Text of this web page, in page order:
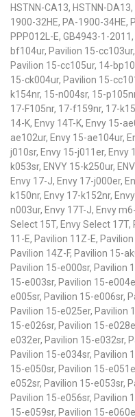
HSTNN-CA13, HSTNN-
1900-32HE, PA-1900-34HE,
PPP012L-E, GB4943-1-
bf104ur, Pavilion 15-
Pavilion 15-cc105ur, 14-
15-ck004ur, Pavilion 15-
k154nr, 15-n004sr, 15-
17-F105nr, 17-f159nr, 17-
14-K, Envy 14T-K, Envy 15-
ae102ur, Envy 15-ae104ur,
j010sr, Envy 15-j011er, Envy
k053sr, ENVY 15-k250ur,
Envy 17-J, Envy 17-j000er,
k150nr, Envy 17-k152nr,
n003ur, Envy 17T-J, Envy
Select 15T, Envy Select 17T,
11-E, Pavilion 11Z-E,
Pavilion 14Z-F, Pavilion 15-
Pavilion 15-e000sr, Pavilion
15-e003sr, Pavilion 15-
e005sr, Pavilion 15-e006sr,
Pavilion 15-e025er, Pavilion
15-e026sr, Pavilion 15-
e032er, Pavilion 15-e032sr,
Pavilion 15-e034sr, Pavilion
15-e050sr, Pavilion 15-
e052sr, Pavilion 15-e053sr,
Pavilion 15-e056sr, Pavilion
15-e059sr, Pavilion 15-